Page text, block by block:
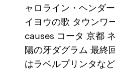
ャロライン・ヘンダ
イヨウの歌 タウンワ
causes コータ 京都
陽の牙ダグラム 最終
はラベルプリンタな